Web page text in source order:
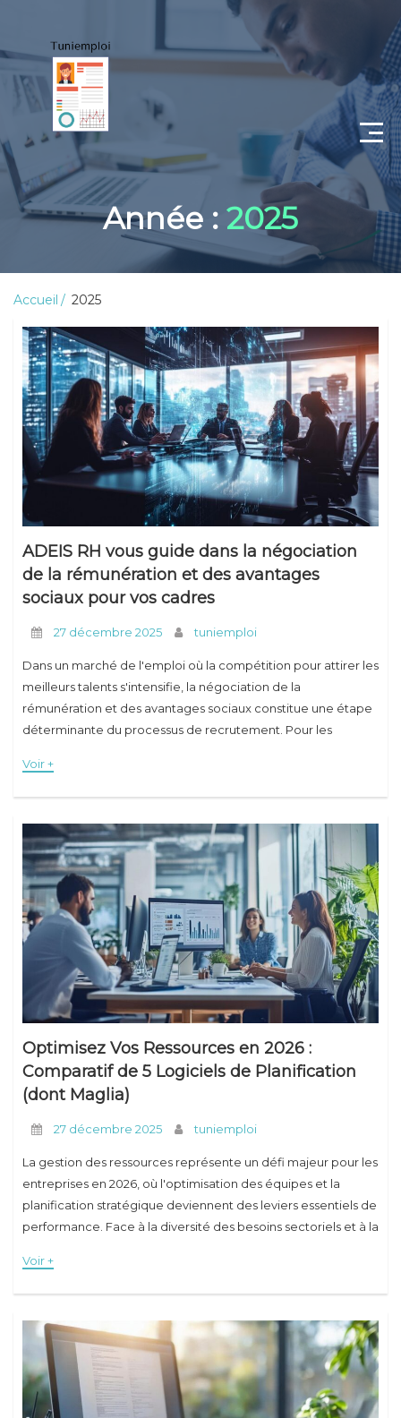
Lettre de motivation
Employeur
Coaching
Conseils
Année : 2025
Accueil 2025
ADEIS RH vous guide dans la négociation
de la rémunération et des avantages
sociaux pour vos cadres
27 décembre 2025 tuniemploi
Dans un marché de l'emploi où la compétition pour attirer les
meilleurs talents s'intensifie, la négociation de la
rémunération et des avantages sociaux constitue une étape
déterminante du processus de recrutement. Pour les
Voir +
Optimisez Vos Ressources en 2026 :
Comparatif de 5 Logiciels de Planification
(dont Maglia)
27 décembre 2025 tuniemploi
La gestion des ressources représente un défi majeur pour les
entreprises en 2026, où l'optimisation des équipes et la
planification stratégique deviennent des leviers essentiels de
performance. Face à la diversité des besoins sectoriels et à la
Voir +